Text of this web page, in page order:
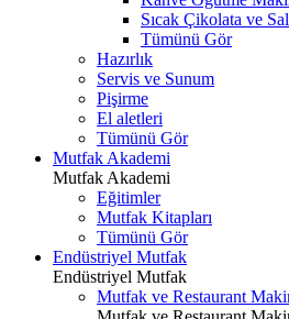
Sıcak Çikolata ve
Tümünü Gör
Hazırlık
Servis ve Sunum
Pişirme
El aletleri
Tümünü Gör
Mutfak Akademi
Mutfak Akademi
Eğitimler
Mutfak Kitapları
Tümünü Gör
Endüstriyel Mutfak
Endüstriyel Mutfak
Mutfak ve Restaurant